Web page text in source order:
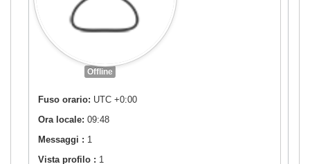
Offline
Fuso orario: UTC +0:00
Ora locale: 09:48
Messaggi : 1
Vista profilo : 1